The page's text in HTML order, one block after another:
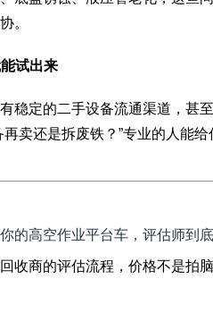
。
试出来
稳定的二手设备流通渠道，甚
卖还是拆废铁？”专业的人能
的高空作业平台车，评估师到
收商的评估流程，价格不是拍